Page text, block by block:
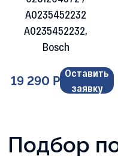
A0235452232
A0235452232,
Bosch
19 290 Р
Оставить
заявку
Подбор